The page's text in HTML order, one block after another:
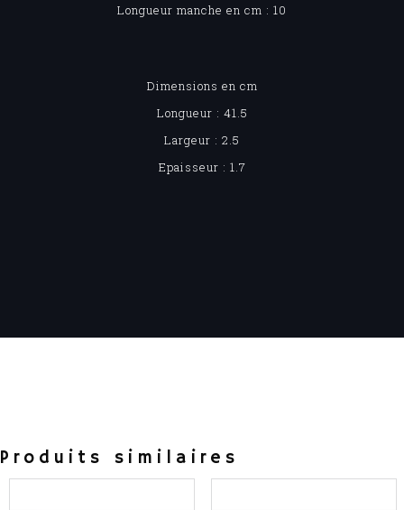
Longueur manche en cm : 10
Dimensions en cm
Longueur : 41.5
Largeur : 2.5
Epaisseur : 1.7
Produits similaires